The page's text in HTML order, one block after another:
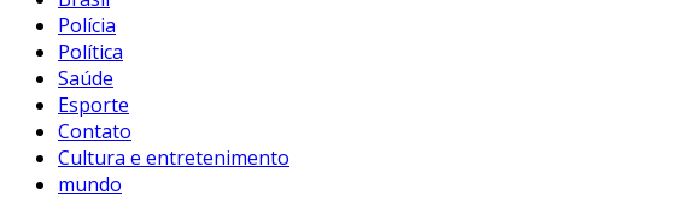
Polícia
Política
Saúde
Esporte
Contato
Cultura e entretenimento
mundo